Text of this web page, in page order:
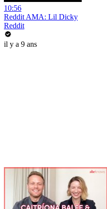
10:56
Reddit AMA: Lil Dicky
Reddit
il y a 9 ans